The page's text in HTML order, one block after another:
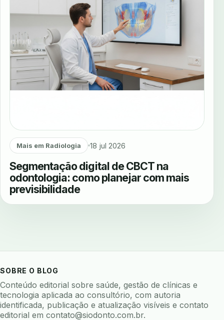
Mais em Radiologia 18 jul 2026
Segmentação digital de CBCT na
odontologia: como planejar com mais
previsibilidade
SOBRE O BLOG
Conteúdo editorial sobre saúde, gestão de clínicas e
tecnologia aplicada ao consultório, com autoria
identificada, publicação e atualização visíveis e contato
editorial em contato@siodonto.com.br.